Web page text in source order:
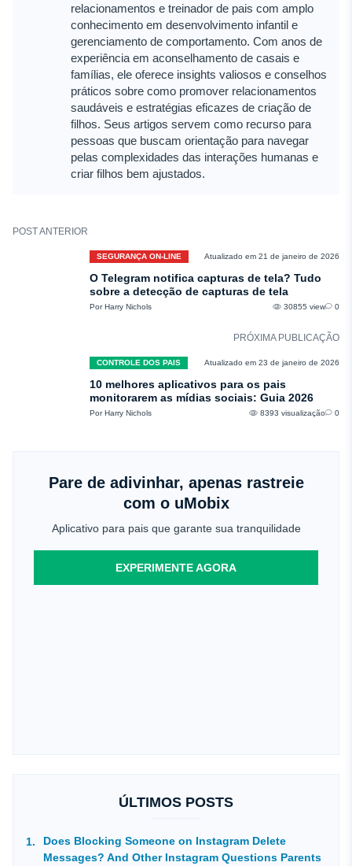
relacionamentos e treinador de pais com amplo
conhecimento em desenvolvimento infantil e
gerenciamento de comportamento. Com anos de
experiência em aconselhamento de casais e
famílias, ele oferece insights valiosos e conselhos
práticos sobre como promover relacionamentos
saudáveis e estratégias eficazes de criação de
filhos. Seus artigos servem como recurso para
pessoas que buscam orientação para navegar
pelas complexidades das interações humanas e
criar filhos bem ajustados.
POST ANTERIOR
SEGURANÇA ON-LINE Atualizado em 21 de janeiro de 2026
O Telegram notifica capturas de tela? Tudo
sobre a detecção de capturas de tela
Por Harry Nichols 30855 view 0
PRÓXIMA PUBLICAÇÃO
CONTROLE DOS PAIS Atualizado em 23 de janeiro de 2026
10 melhores aplicativos para os pais
monitorarem as mídias sociais: Guia 2026
Por Harry Nichols 8393 visualização 0
Pare de adivinhar, apenas rastreie
com o uMobix
Aplicativo para pais que garante sua tranquilidade
EXPERIMENTE AGORA
ÚLTIMOS POSTS
Does Blocking Someone on Instagram Delete
Messages? And Other Instagram Questions Parents